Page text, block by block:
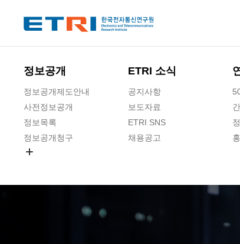
정보공개
정보공개제도안내
사전정보공개
정보목록
정보공개청구
ETRI 소식
공지사항
보도자료
ETRI SNS
채용공고